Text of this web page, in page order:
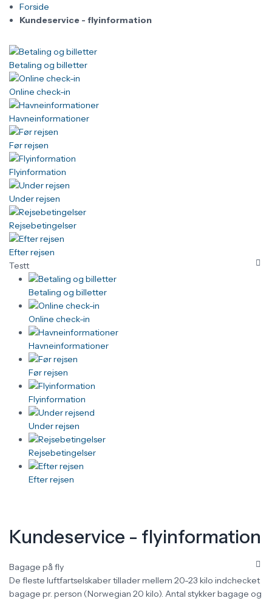
Forside
Kundeservice - flyinformation
Kundeservice - flyinformation
Bagage på fly
De fleste luftfartselskaber tillader mellem 20-23 kilo indchecket
bagage pr. person (Norwegian 20 kilo). Antal stykker bagage og
Betaling og billetter
Online check-in
Havneinformationer
Før rejsen
Flyinformation
Under rejsen
Rejsebetingelser
Efter rejsen
Testt
Betaling og billetter
Online check-in
Havneinformationer
Før rejsen
Flyinformation
Under rejsen
Rejsebetingelser
Efter rejsen